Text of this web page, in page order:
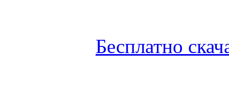
Бесплатно